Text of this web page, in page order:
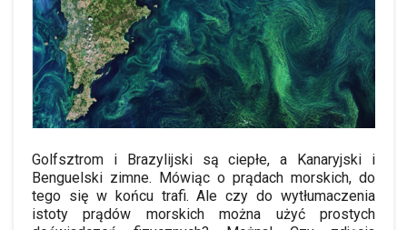
Golfsztrom i Brazylijski są ciepłe, a Kanaryjski i
Benguelski zimne. Mówiąc o prądach morskich, do
tego się w końcu trafi. Ale czy do wytłumaczenia
istoty prądów morskich można użyć prostych